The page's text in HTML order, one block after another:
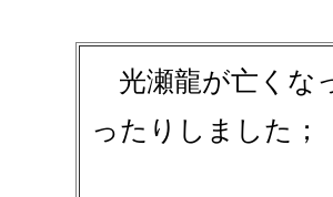
光瀬龍が亡くな
ったりしました；